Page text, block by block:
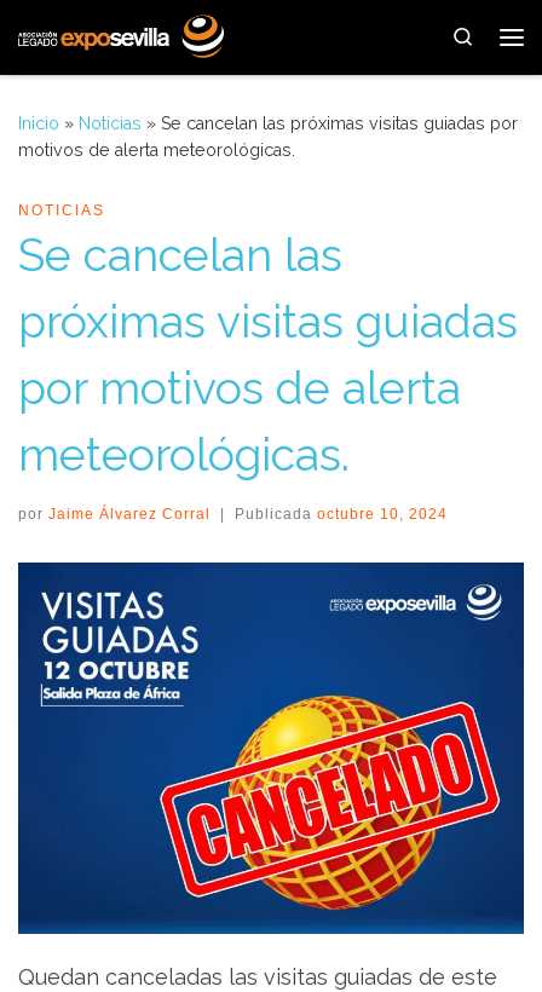
Saltar al contenido
Search
Inicio » Noticias » Se cancelan las próximas visitas guiadas por
motivos de alerta meteorológicas.
NOTICIAS
Se cancelan las
próximas visitas guiadas
por motivos de alerta
meteorológicas.
por Jaime Álvarez Corral | Publicada octubre 10, 2024
Quedan canceladas las visitas guiadas de este